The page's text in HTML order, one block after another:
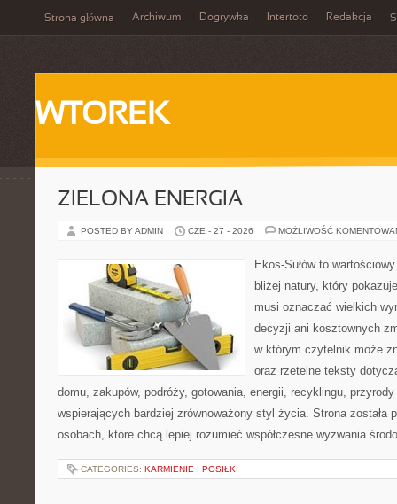
Strona główna Archiwum Dogrywka Intertoto Redakcja
WTOREK
ZIELONA ENERGIA
POSTED BY ADMIN CZE - 27 - 2026 MOŻLIWOŚĆ
Ekos-Sułów to
bliżej natury, który
musi oznaczać wielkich
decyzji ani kosztownych
w którym czytelnik może
oraz rzetelne teksty
domu, zakupów, podróży, gotowania, energii, recyklingu,
wspierających bardziej zrównoważony styl życia. Strona została
osobach, które chcą lepiej rozumieć współczesne wyzwania
CATEGORIES: KARMIENIE I POSIŁKI